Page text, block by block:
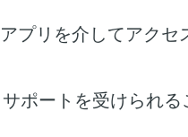
プリを介してアクセ
ポートを受けられる